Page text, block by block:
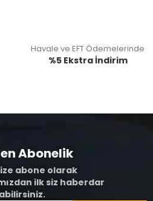
Havale ve EFT Ödemelerinde
%5 Ekstra İndirim
Abonelik
abone olarak
ilk siz haberdar